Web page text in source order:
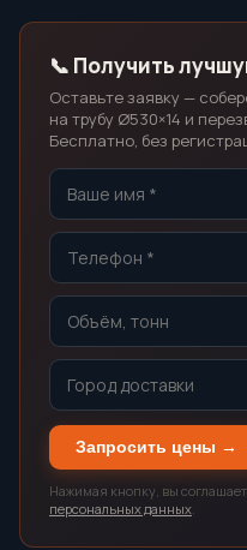
📞 Получить
Оставьте заявку —
на трубу Ø530×14 и
Бесплатно, без
Запросить цены →
Нажимая кнопку, вы
персональных данных.